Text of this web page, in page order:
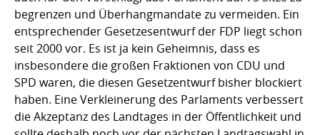
begrenzen und Überhangmandate zu vermeiden. Ein
entsprechender Gesetzesentwurf der FDP liegt schon
seit 2000 vor. Es ist ja kein Geheimnis, dass es
insbesondere die großen Fraktionen von CDU und
SPD waren, die diesen Gesetzentwurf bisher blockiert
haben. Eine Verkleinerung des Parlaments verbessert
die Akzeptanz des Landtages in der Öffentlichkeit und